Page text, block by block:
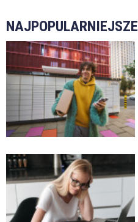
NAJPOPULARNIEJSZE